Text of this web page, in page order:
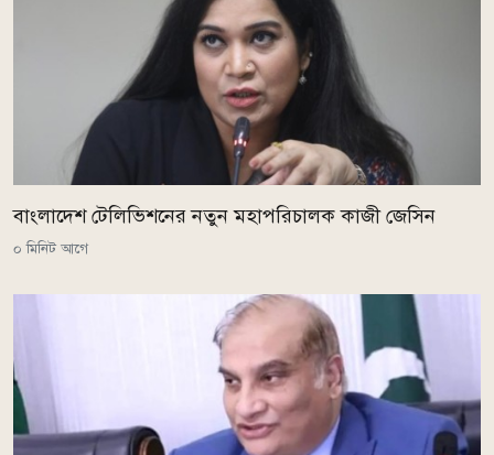
বাংলাদেশ টেলিভিশনের নতুন মহাপরিচালক কাজী জেসিন
০ মিনিট আগে